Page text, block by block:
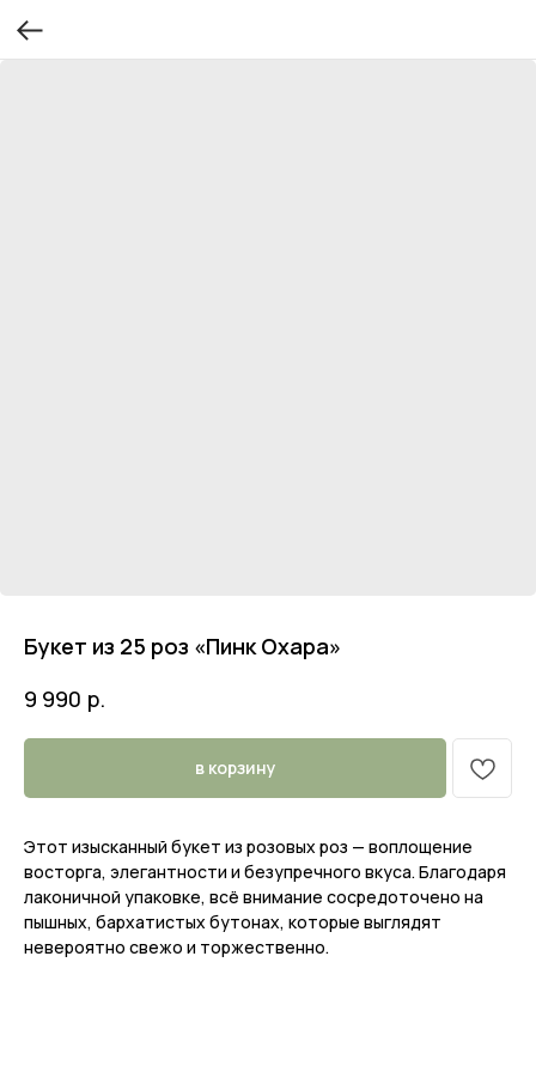
Букет из 25 роз «Пинк Охара»
9 990 р.
в корзину
Этот изысканный букет из розовых роз — воплощение
восторга, элегантности и безупречного вкуса. Благодаря
лаконичной упаковке, всё внимание сосредоточено на
пышных, бархатистых бутонах, которые выглядят
невероятно свежо и торжественно.